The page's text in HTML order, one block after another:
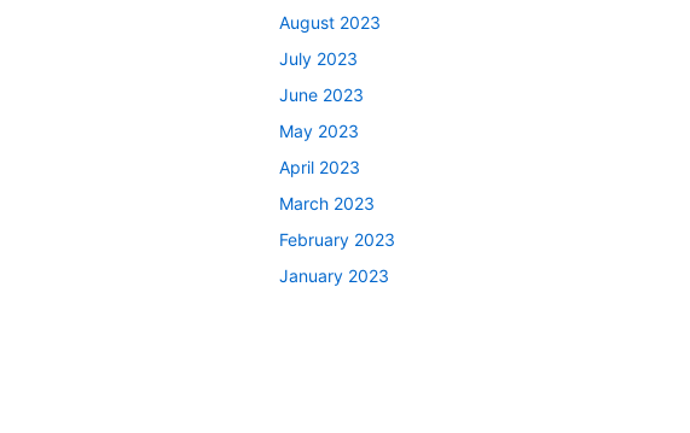
August 2023
July 2023
June 2023
May 2023
April 2023
March 2023
February 2023
January 2023